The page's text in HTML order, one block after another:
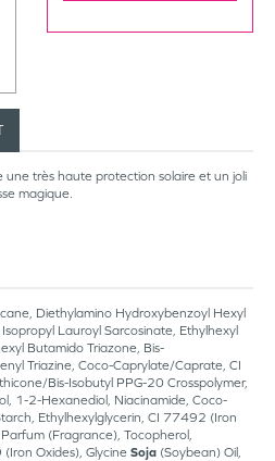
une très haute protection solaire et un joli
magique.
Diethylamino Hydroxybenzoyl Hexyl
Lauroyl Sarcosinate, Ethylhexyl
Butamido Triazone, Bis-
Triazine, Coco-Caprylate/Caprate, CI
Bis-Isobutyl PPG-20 Crosspolymer,
1-2-Hexanediol, Niacinamide, Coco-
Ethylhexylglycerin, CI 77492 (Iron
(Fragrance), Tocopherol,
Oxides), Glycine Soja (Soybean) Oil,